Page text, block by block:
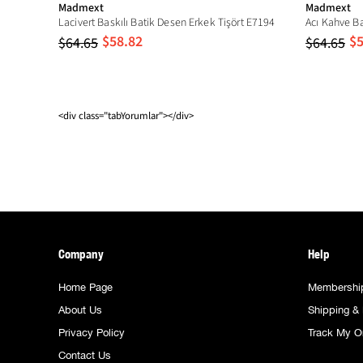
Yıkama Talimatı
Model Ölçüleri
Madmext
Lacivert Baskılı Batik Desen Erkek Tişört E7194
$58.82
$64.65
Madmext
Acı Kahve
$64.65
<div class="tabYorumlar"></div>
Company
Home Page
About Us
Privacy Policy
Contact Us
Help
Shipping &
Track My